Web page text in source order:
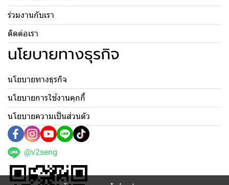
ร่วมงานกับเรา
ติดต่อเรา
นโยบายทางธุรกิจ
นโยบายทางธุรกิจ
นโยบายการใช้งานคุกกี้
นโยบายความเป็นส่วนตัว
@v2seng